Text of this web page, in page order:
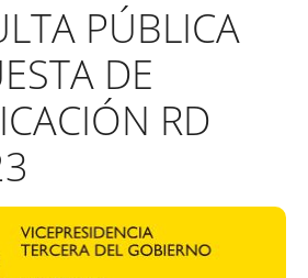
PÚBLICA
DE
RD